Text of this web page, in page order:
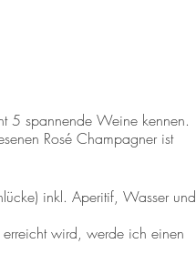
5 spannende Weine kennen.
Rosé Champagner ist
inkl. Aperitif, Wasser und
erreicht wird, werde ich einen